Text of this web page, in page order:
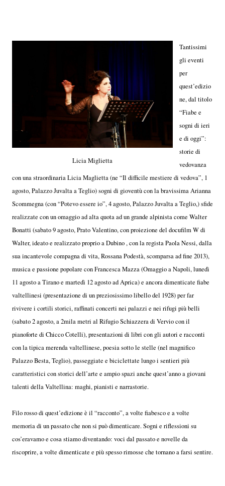
Licia Miglietta
Tantissimi
gli eventi
per
quest’edizio
ne, dal titolo
“Fiabe e
sogni di ieri
e di oggi”:
storie di
vedovanza
con una straordinaria Licia Maglietta (ne “Il difficile mestiere di vedova”, 1
agosto, Palazzo Juvalta a Teglio) sogni di gioventù con la bravissima Arianna
Scommegna (con “Potevo essere io”, 4 agosto, Palazzo Juvalta a Teglio,) sfide
realizzate con un omaggio ad alta quota ad un grande alpinista come Walter
Bonatti (sabato 9 agosto, Prato Valentino, con proiezione del docufilm W di
Walter, ideato e realizzato proprio a Dubino , con la regista Paola Nessi, dalla
sua incantevole compagna di vita, Rossana Podestà, scomparsa ad fine 2013),
musica e passione popolare con Francesca Mazza (Omaggio a Napoli, lunedì
11 agosto a Tirano e martedì 12 agosto ad Aprica) e ancora dimenticate fiabe
valtellinesi (presentazione di un preziosissimo libello del 1928) per far
rivivere i cortili storici, raffinati concerti nei palazzi e nei rifugi più belli
(sabato 2 agosto, a 2mila metri al Rifugio Schiazzera di Vervio con il
pianoforte di Chicco Cotelli), presentazioni di libri con gli autori e racconti
con la tipica merenda valtellinese, poesia sotto le stelle (nel magnifico
Palazzo Besta, Teglio), passeggiate e biciclettate lungo i sentieri più
caratteristici con storici dell’arte e ampio spazi anche quest’anno a giovani
talenti della Valtellina: maghi, pianisti e narrastorie.
Filo rosso di quest’edizione è il “racconto”, a volte fiabesco e a volte
memoria di un passato che non si può dimenticare. Sogni e riflessioni su
cos’eravamo e cosa stiamo diventando: voci dal passato e novelle da
riscoprire, a volte dimenticate e più spesso rimosse che tornano a farsi sentire.